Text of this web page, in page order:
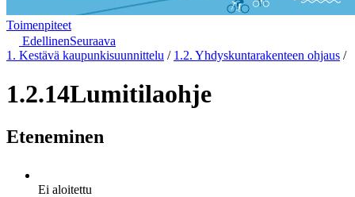
Toimenpiteet
EdellinenSeuraava
1. Kestävä kaupunkisuunnittelu / 1.2. Yhdyskuntarakenteen ohjaus /
1.2.14Lumitilaohje
Eteneminen
Ei aloitettu